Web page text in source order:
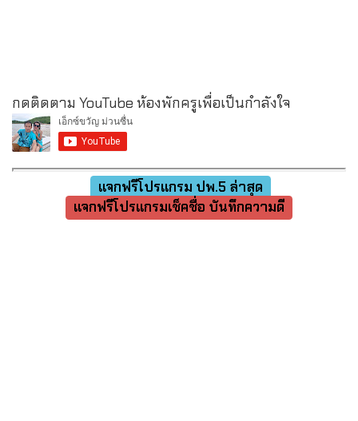
กดติดตาม YouTube ห้องพักครูเพื่อเป็นกำลังใจ
แจกฟรีโปรแกรม ปพ.5 ล่าสุด
แจกฟรีโปรแกรมเช็คชื่อ บันทึกความดี